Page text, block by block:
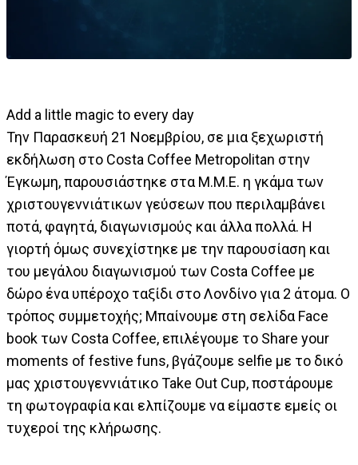
Add a little magic to every day
Την Παρασκευή 21 Νοεμβρίου, σε μια ξεχωριστή
εκδήλωση στο Costa Coffee Metropolitan στην
Έγκωμη, παρουσιάστηκε στα Μ.Μ.Ε. η γκάμα των
χριστουγεννιάτικων γεύσεων που περιλαμβάνει
ποτά, φαγητά, διαγωνισμούς και άλλα πολλά. Η
γιορτή όμως συνεχίστηκε με την παρουσίαση και
του μεγάλου διαγωνισμού των Costa Coffee με
δώρο ένα υπέροχο ταξίδι στο Λονδίνο για 2 άτομα. Ο
τρόπος συμμετοχής; Μπαίνουμε στη σελίδα Face
book των Costa Coffee, επιλέγουμε το Share your
moments of festive funs, βγάζουμε selfie με το δικό
μας χριστουγεννιάτικο Take Out Cup, ποστάρουμε
τη φωτογραφία και ελπίζουμε να είμαστε εμείς οι
τυχεροί της κλήρωσης.